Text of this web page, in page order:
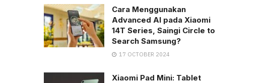
Cara Menggunakan
Advanced AI pada Xiaomi
14T Series, Saingi Circle to
Search Samsung?
17 OCTOBER 2024
Xiaomi Pad Mini: Tablet